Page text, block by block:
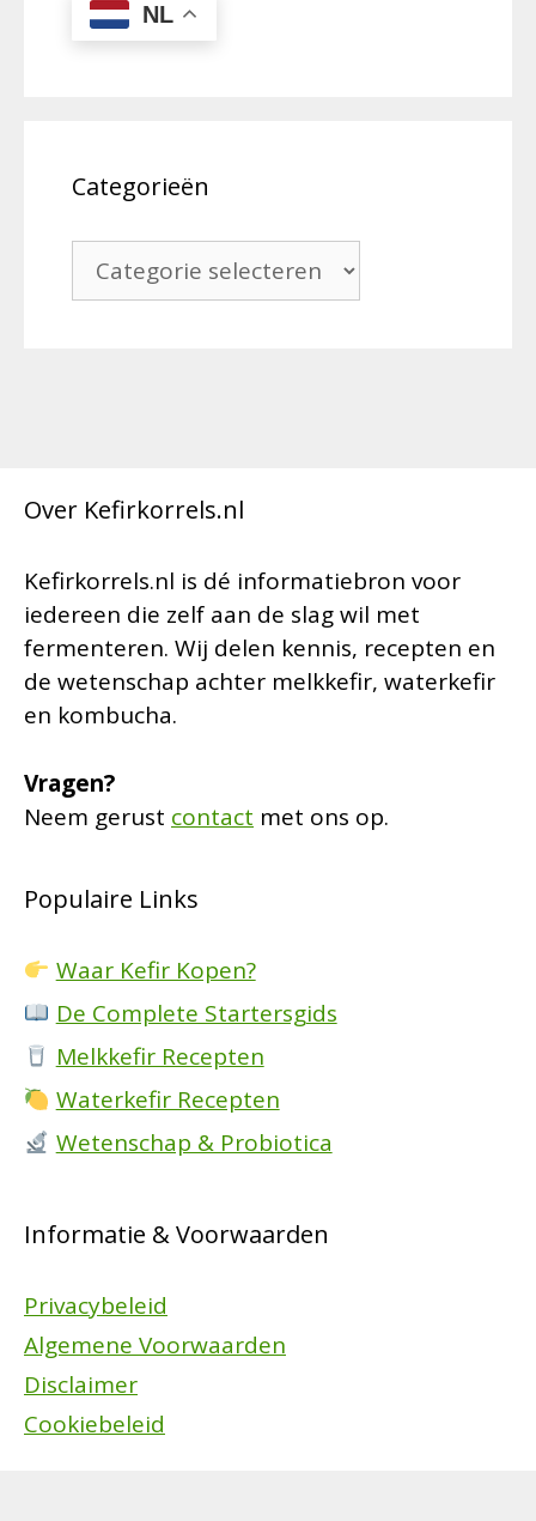
NL
Categorieën
Categorieën
Over Kefirkorrels.nl
Kefirkorrels.nl is dé informatiebron voor
iedereen die zelf aan de slag wil met
fermenteren. Wij delen kennis, recepten en
de wetenschap achter melkkefir, waterkefir
en kombucha.
Vragen?
Neem gerust contact met ons op.
Populaire Links
Waar Kefir Kopen?
De Complete Startersgids
Melkkefir Recepten
Waterkefir Recepten
Wetenschap & Probiotica
Informatie & Voorwaarden
Privacybeleid
Algemene Voorwaarden
Disclaimer
Cookiebeleid